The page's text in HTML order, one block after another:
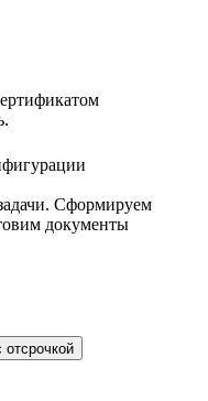
Сформируем
документы
отсрочкой